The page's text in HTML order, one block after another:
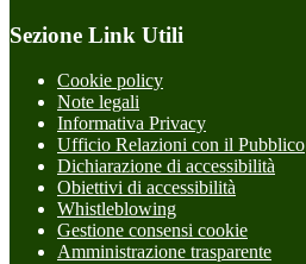
Sezione Link Utili
Cookie policy
Note legali
Informativa Privacy
Ufficio Relazioni con il Pubblico
Dichiarazione di accessibilità
Obiettivi di accessibilità
Whistleblowing
Gestione consensi cookie
Amministrazione trasparente